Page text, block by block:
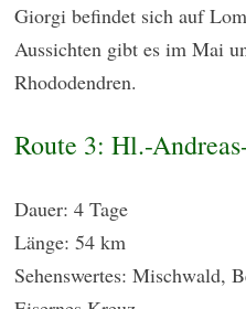
Giorgi befindet sich auf
Aussichten gibt es im Mai
Rhododendren.
Route 3: Hl.-
Dauer: 4 Tage
Länge: 54 km
Sehenswertes: Mischwald,